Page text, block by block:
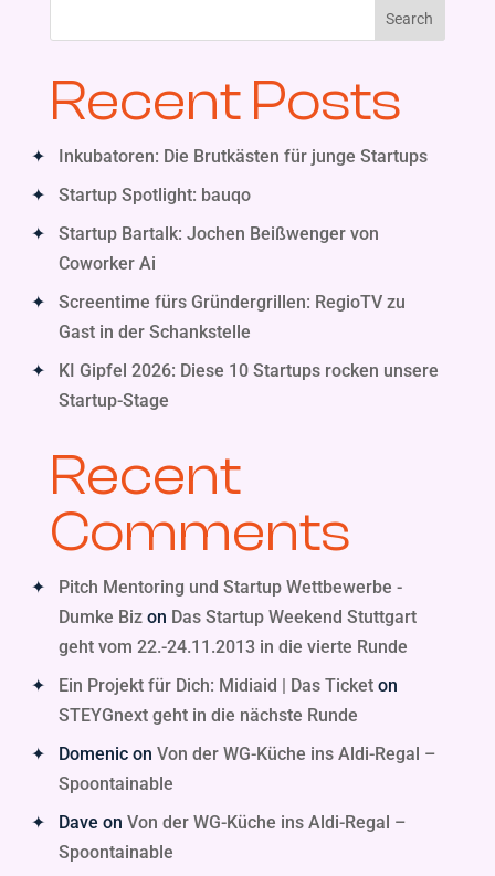
Search
Recent Posts
Inkubatoren: Die Brutkästen für junge Startups
Startup Spotlight: bauqo
Startup Bartalk: Jochen Beißwenger von
Coworker Ai
Screentime fürs Gründergrillen: RegioTV zu
Gast in der Schankstelle
KI Gipfel 2026: Diese 10 Startups rocken unsere
Startup-Stage
Recent
Comments
Pitch Mentoring und Startup Wettbewerbe -
Dumke Bizon Das Startup Weekend Stuttgart
geht vom 22.-24.11.2013 in die vierte Runde
Ein Projekt für Dich: Midiaid | Das Ticketon
STEYGnext geht in die nächste Runde
Domenicon Von der WG-Küche ins Aldi-Regal –
Spoontainable
Dave on Von der WG-Küche ins Aldi-Regal –
Spoontainable